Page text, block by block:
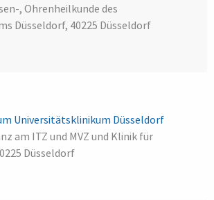
, Ohrenheilkunde des
Düsseldorf, 40225 Düsseldorf
Universitätsklinikum Düsseldorf
am ITZ und MVZ und Klinik für
Düsseldorf